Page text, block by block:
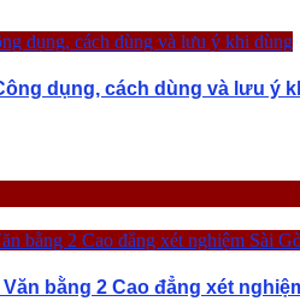
dụng, cách dùng và lưu ý
bằng 2 Cao đẳng xét